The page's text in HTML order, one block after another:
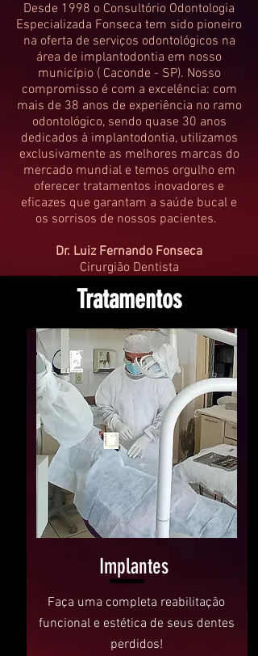
Desde 1998 o Consultório Odontologia
Especializada Fonseca tem sido pioneiro
na oferta de serviços odontológicos na
área de implantodontia em nosso
município ( Caconde - SP). Nosso
compromisso é com a excelência: com
mais de 38 anos de experiência no ramo
odontológico, sendo quase 30 anos
dedicados à implantodontia, utilizamos
exclusivamente as melhores marcas do
mercado mundial e temos orgulho em
oferecer tratamentos inovadores e
eficazes que garantam a saúde bucal e
os sorrisos de nossos pacientes.
Dr. Luiz Fernando Fonseca
Cirurgião Dentista
Tratamentos
Implantes
Faça uma completa reabilitação
funcional e estética de seus dentes
perdidos!